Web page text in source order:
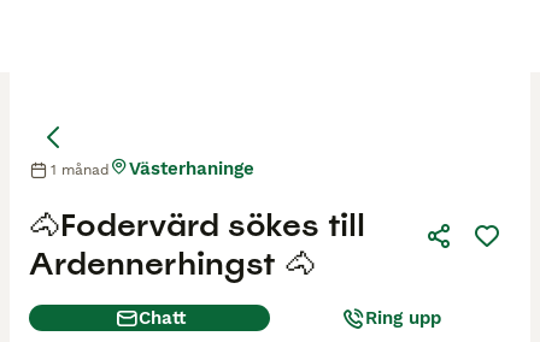
🐴Fodervärd sökes till
Ardennerhingst 🐴
1 månad Västerhaninge
Chatt Ring upp